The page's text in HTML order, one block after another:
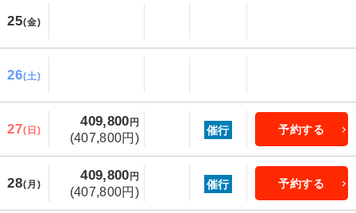
25(金)
26(土)
27(日)
409,800円
(407,800円)
催行 予約する
28(月)
409,800円
(407,800円)
催行 予約する